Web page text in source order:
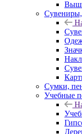
Сумки,
Учебные